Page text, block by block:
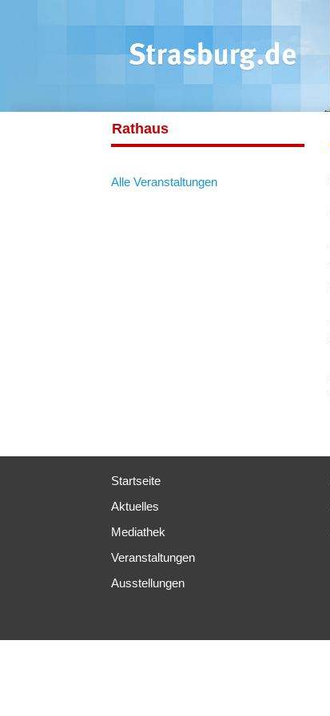
Rathaus
Alle Veranstaltungen
Startseite
Aktuelles
Mediathek
Veranstaltungen
Ausstellungen